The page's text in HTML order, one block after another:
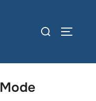
Rechercher :
Mode